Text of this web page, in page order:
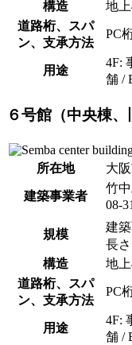
構造
地
道路桁、スパ
ン、支承方法
PC
用途
4F:
舗 /
６号館（中央棟、
所在地 大
建築事業者
竹
08-
規模
建
長さ
構造
地
道路桁、スパ
ン、支承方法
PC
用途
4F:
舗 /